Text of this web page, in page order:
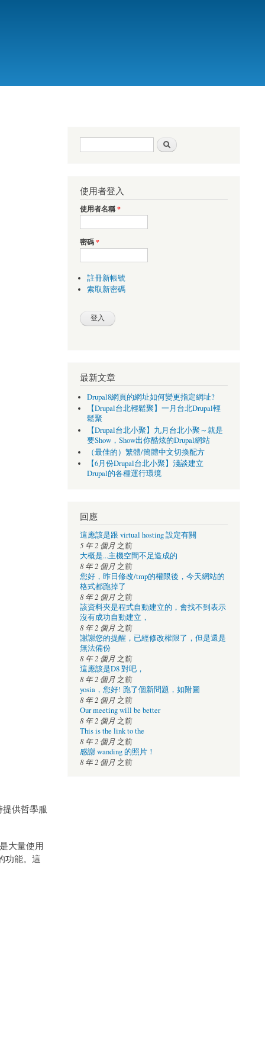
供哲學服
大量使用
功能。這
搜尋表單
使用者登入
使用者名稱*
密碼*
註冊新帳號
索取新密碼
最新文章
Drupal8網頁的網址如何變更指定網址?
【Drupal台北輕鬆聚】一月台北Drupal輕
鬆聚
【Drupal台北小聚】九月台北小聚～就是
要Show，Show出你酷炫的Drupal網站
（最佳的）繁體/簡體中文切換配方
【6月份Drupal台北小聚】淺談建立
Drupal的各種運行環境
回應
這應該是跟 virtual hosting 設定有關
5 年 2 個月之前
大概是...主機空間不足造成的
8 年 2 個月之前
您好，昨日修改/tmp的權限後，今天網站的
格式都跑掉了
8 年 2 個月之前
該資料夾是程式自動建立的，會找不到表示
沒有成功自動建立，
8 年 2 個月之前
謝謝您的提醒，已經修改權限了，但是還是
無法備份
8 年 2 個月之前
這應該是D8 對吧，
8 年 2 個月之前
yosia，您好! 跑了個新問題，如附圖
8 年 2 個月之前
Our meeting will be better
8 年 2 個月之前
This is the link to the
8 年 2 個月之前
感謝 wanding 的照片！
8 年 2 個月之前